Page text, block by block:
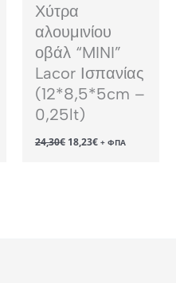
Χύτρα
αλουμινίου
οβάλ “MINI”
Lacor Ισπανίας
(12*8,5*5cm –
0,25lt)
24,30€ Original
price
18,23€Η+ ΦΠΑ